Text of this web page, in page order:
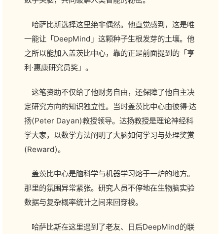
哈萨比斯选择这里绝非偶然。他直觉感到，这是唯
一能让「DeepMind」这颗种子生根发芽的土壤。他
之所以能加入盖茨比中心，靠的正是前面提到的「亨
利·惠康研究员奖」。
这笔资助不仅给了他财务自由，还保障了他自主决
定研究方向的知识独立性。当时盖茨比中心由彼得·达
扬(Peter Dayan)教授领导。达扬教授是理论神经科
学大家，以数学方法阐明了大脑如何学习与处理奖赏
(Reward)。
盖茨比中心是脑科学与机器学习熔于一炉的地方。
那里的氛围异常紧张。研究人员不停地在生物脑实验
数据与复杂概率统计之间来回穿梭。
哈萨比斯在这里遇到了老友、日后DeepMind的联